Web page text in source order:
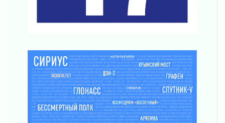
рассчитывать на доплату от региона
03 августа 2026
Клюква наливается, но в корзинку пока не
просится
03 августа 2026
Строительные компании Ленобласти
подняли зарплаты почти на 40% за год
03 августа 2026